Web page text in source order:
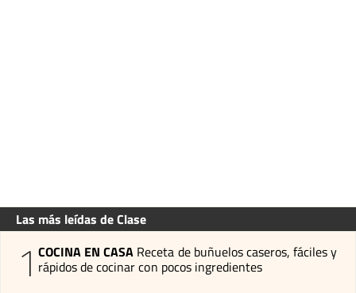
Las más leídas de Clase
1 COCINA EN CASA Receta de buñuelos caseros, fáciles y
rápidos de cocinar con pocos ingredientes